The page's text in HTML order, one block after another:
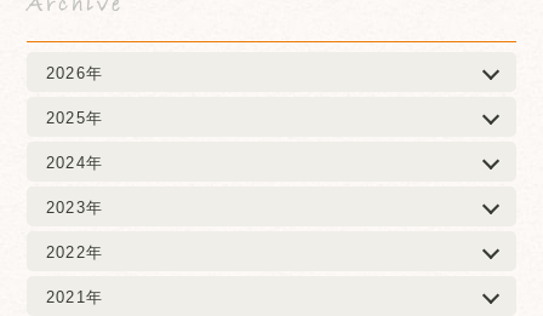
2026年
2025年
2024年
2023年
2022年
2021年